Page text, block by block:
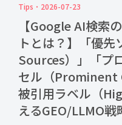
Tips 2026-07-23
【Google AI検索
トとは？】「優
Sources）」「プ
セル（Prominent
被引用ラベル（
えるGEO/LLMO戦